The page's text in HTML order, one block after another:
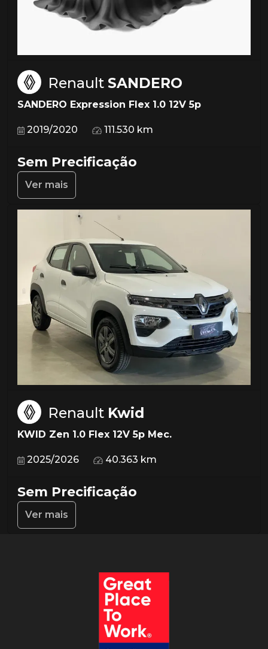
Renault SANDERO
SANDERO Expression Flex 1.0 12V 5p
2019/2020 111.530 km
Sem Precificação
Ver mais
Renault Kwid
KWID Zen 1.0 Flex 12V 5p Mec.
2025/2026 40.363 km
Sem Precificação
Ver mais